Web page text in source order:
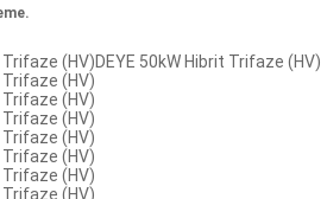
Trifaze (HV)DEYE 50kW Hibrit Trifaze (HV)
Trifaze (HV)
Trifaze (HV)
Trifaze (HV)
Trifaze (HV)
Trifaze (HV)
Trifaze (HV)
Trifaze (HV)